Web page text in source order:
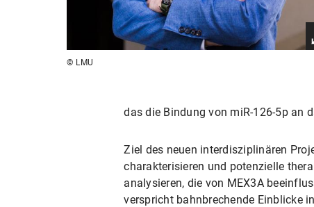
© LMU
das die Bindung von miR-126-5p an
Ziel des neuen interdisziplinären
charakterisieren und potenzielle
analysieren, die von MEX3A
verspricht bahnbrechende Einblicke